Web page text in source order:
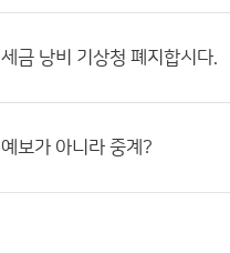
세금 낭비 기상청 폐지합시다.
예보가 아니라 중계?